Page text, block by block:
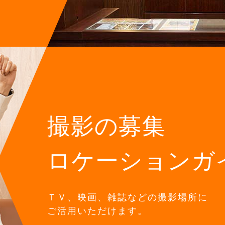
撮影の募集
ロケーションガ
ＴＶ、映画、雑誌などの撮影場所に
ご活用いただけます。